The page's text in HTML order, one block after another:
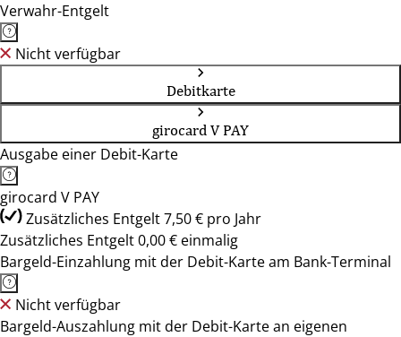
Verwahr-Entgelt
Nicht verfügbar
Debitkarte
girocard V PAY
Ausgabe einer Debit-Karte
girocard V PAY
Zusätzliches Entgelt 7,50 € pro Jahr
Zusätzliches Entgelt 0,00 € einmalig
Bargeld-Einzahlung mit der Debit-Karte am Bank-Terminal
Nicht verfügbar
Bargeld-Auszahlung mit der Debit-Karte an eigenen